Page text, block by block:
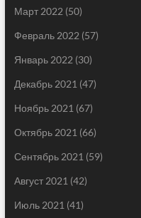
Март 2022 (50)
Февраль 2022 (57)
Январь 2022 (30)
Декабрь 2021 (47)
Ноябрь 2021 (67)
Октябрь 2021 (66)
Сентябрь 2021 (59)
Август 2021 (42)
Июль 2021 (41)